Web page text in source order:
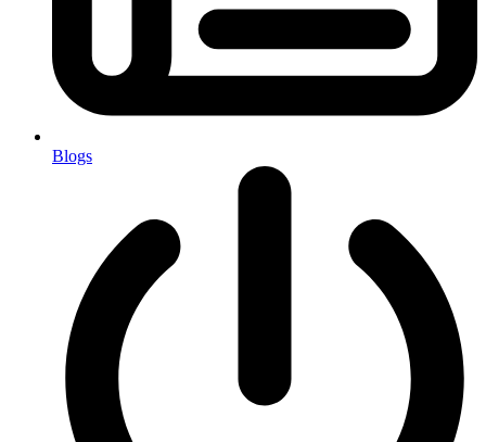
Blogs